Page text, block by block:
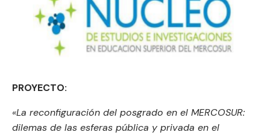
PROYECTO:
«La reconfiguración del posgrado en el MERCOSUR:
dilemas de las esferas pública y privada en el